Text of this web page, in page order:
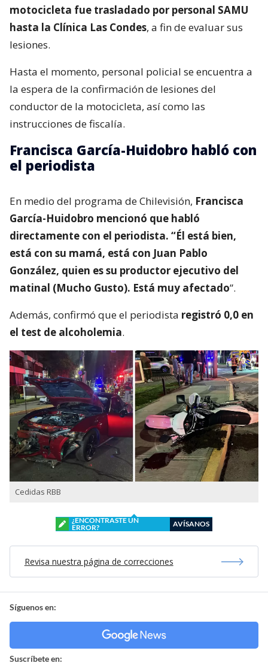
motocicleta fue trasladado por personal SAMU
hasta la Clínica Las Condes, a fin de evaluar sus
lesiones.
Hasta el momento, personal policial se encuentra a
la espera de la confirmación de lesiones del
conductor de la motocicleta, así como las
instrucciones de fiscalía.
Francisca García-Huidobro habló con
el periodista
En medio del programa de Chilevisión, Francisca
García-Huidobro mencionó que habló
directamente con el periodista. “Él está bien,
está con su mamá, está con Juan Pablo
González, quien es su productor ejecutivo del
matinal (Mucho Gusto). Está muy afectado”.
Además, confirmó que el periodista registró 0,0 en
el test de alcoholemia.
Cedidas RBB
¿ENCONTRASTE UN
ERROR?
AVÍSANOS
Revisa nuestra página de correcciones
Síguenos en:
Suscríbete en: